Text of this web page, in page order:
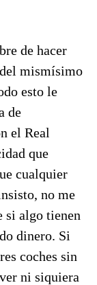
de hacer
mismísimo
esto le
de
el Real
que
cualquier
no me
si algo tienen
dinero. Si
coches sin
ni siquiera